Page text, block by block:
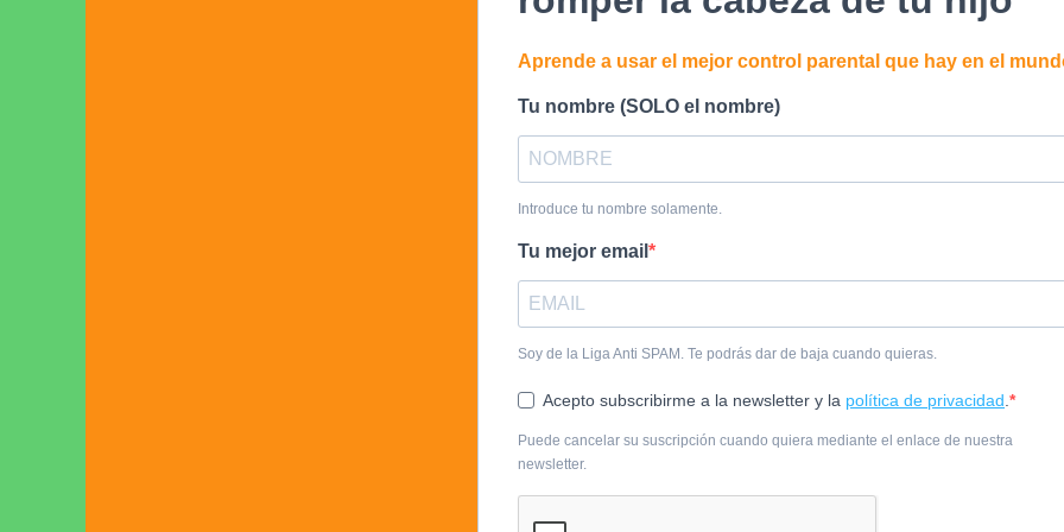
Aprende a usar el mejor control parental que hay en el
Tu nombre (SOLO el nombre)
Introduce tu nombre solamente.
Tu mejor email
Soy de la Liga Anti SPAM. Te podrás dar de baja cuando quieras.
Acepto subscribirme a la newsletter y la política de privacidad
Puede cancelar su suscripción cuando quiera mediante el enlace de nuestra
newsletter.